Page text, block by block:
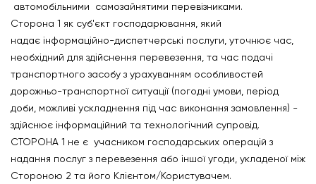
автомобільними самозайнятими перевізниками.
Сторона 1 як суб'єкт господарювання, який
надає інформаційно-диспетчерські послуги, уточнює час,
необхідний для здійснення перевезення, та час подачі
транспортного засобу з урахуванням особливостей
дорожньо-транспортної ситуації (погодні умови, період
доби, можливі ускладнення під час виконання замовлення) -
здійснює інформаційний та технологічний супровід.
СТОРОНА 1 не є учасником господарських операцій з
надання послуг з перевезення або іншої угоди, укладеної між
Стороною 2 та його Клієнтом/Користувачем.